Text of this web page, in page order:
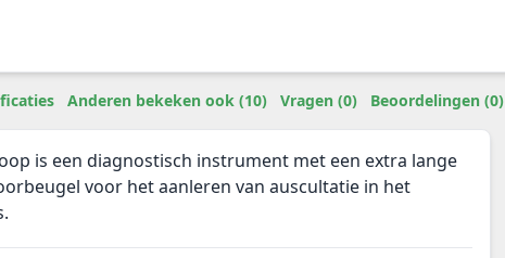
Anderen bekeken ook (10) Vragen (0) Beoordelingen (0)
is een diagnostisch instrument met een extra lange
voor het aanleren van auscultatie in het